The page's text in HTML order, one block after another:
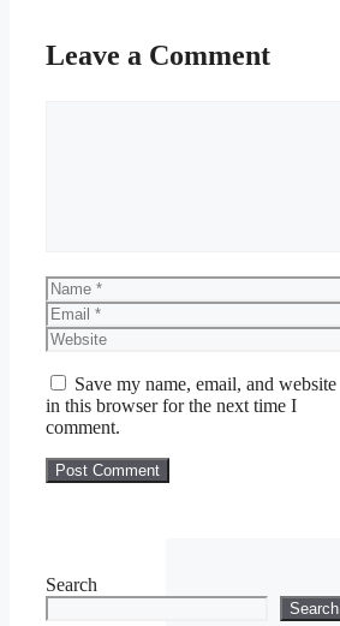
:PMR/SPM/Ijazah
Penempatan :Pelbagai
Negeri
Tarikh Tutup
2020 (Jumaat)
1. Pegawai Ehwal Ekonomi
Gred E41
4. Pembantu Juruaudit Gred
W19
5. Pembantu Setiausaha Gred
Leave a Comment
Name
Email
Website
Save my name, email, and website
in this browser for the next time I
comment.
Search
Search